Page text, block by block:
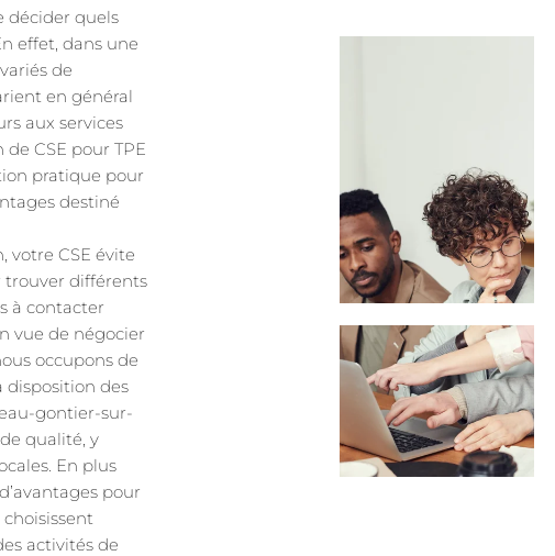
décider quels
effet, dans une
de
en général
aux services
de CSE pour TPE
pratique pour
destiné
votre CSE évite
trouver différents
à contacter
vue de négocier
occupons de
disposition des
gontier-sur-
qualité, y
En plus
pour
choisissent
activités de